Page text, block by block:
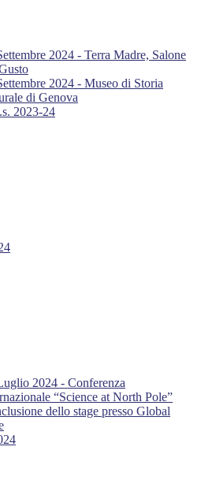
2024 - Terra Madre, Salone
2024 - Museo di Storia
di Genova
2023-24
2024 - Conferenza
“Science at North Pole”
dello stage presso Global